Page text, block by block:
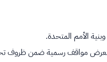
الأمم المتحدة.
لعرض مواقف رسمية ضمن ظروف